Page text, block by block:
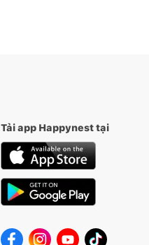
Tải app Happynest tại